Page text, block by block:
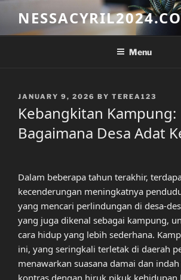
content
Menu
POSTED
JANUARY 9, 2026 BY TEREA123
Kebangkitan Kampung:
Bagaimana Desa Adat
Dalam beberapa tahun terakhir,
kecenderungan meningkatnya
yang mencari perlindungan di desa-
yang juga dikenal sebagai kampung,
cara hidup yang lebih sederhana.
ini, yang seringkali terletak di daerah
menawarkan suasana damai dan